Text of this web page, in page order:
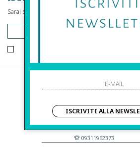
Sarai sempre aggiornato su offerte e
Before S.r.l.s.
Via Della Maestranza , 23
96100 Siracusa - Italia
09311962373
ISCRIVITI ALLA